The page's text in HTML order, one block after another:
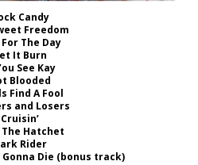
Candy
Freedom
The Day
It Burn
See Kay
Blooded
Find A Fool
and Losers
Cruisin’
The Hatchet
Rider
Gonna Die (bonus track)